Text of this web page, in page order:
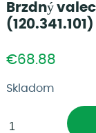
Brzdný
(120.341.101)
€68.88
Skladom